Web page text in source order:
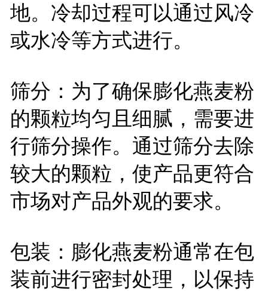
地。冷却过程可以通过风冷
或水冷等方式进行。
筛分：为了确保膨化燕麦粉
的颗粒均匀且细腻，需要进
行筛分操作。通过筛分去除
较大的颗粒，使产品更符合
市场对产品外观的要求。
包装：膨化燕麦粉通常在包
装前进行密封处理，以保持